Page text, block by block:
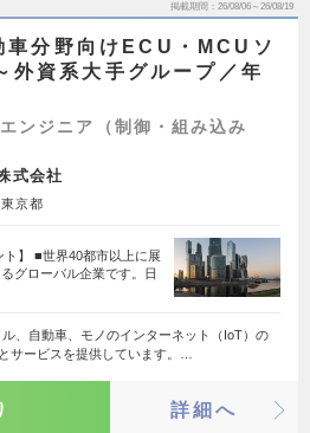
掲載期間 26/08/06～26/08/19
車分野向けECU・MCUソ
資系大手グループ／年
ンジニア（制御・組み込み
式会社
東京都
ト】 ■世界40都市以上に展
グローバル企業です。日
ル、自動車、モノのインターネット（IoT）の
サービスを提供しています。…
詳細へ